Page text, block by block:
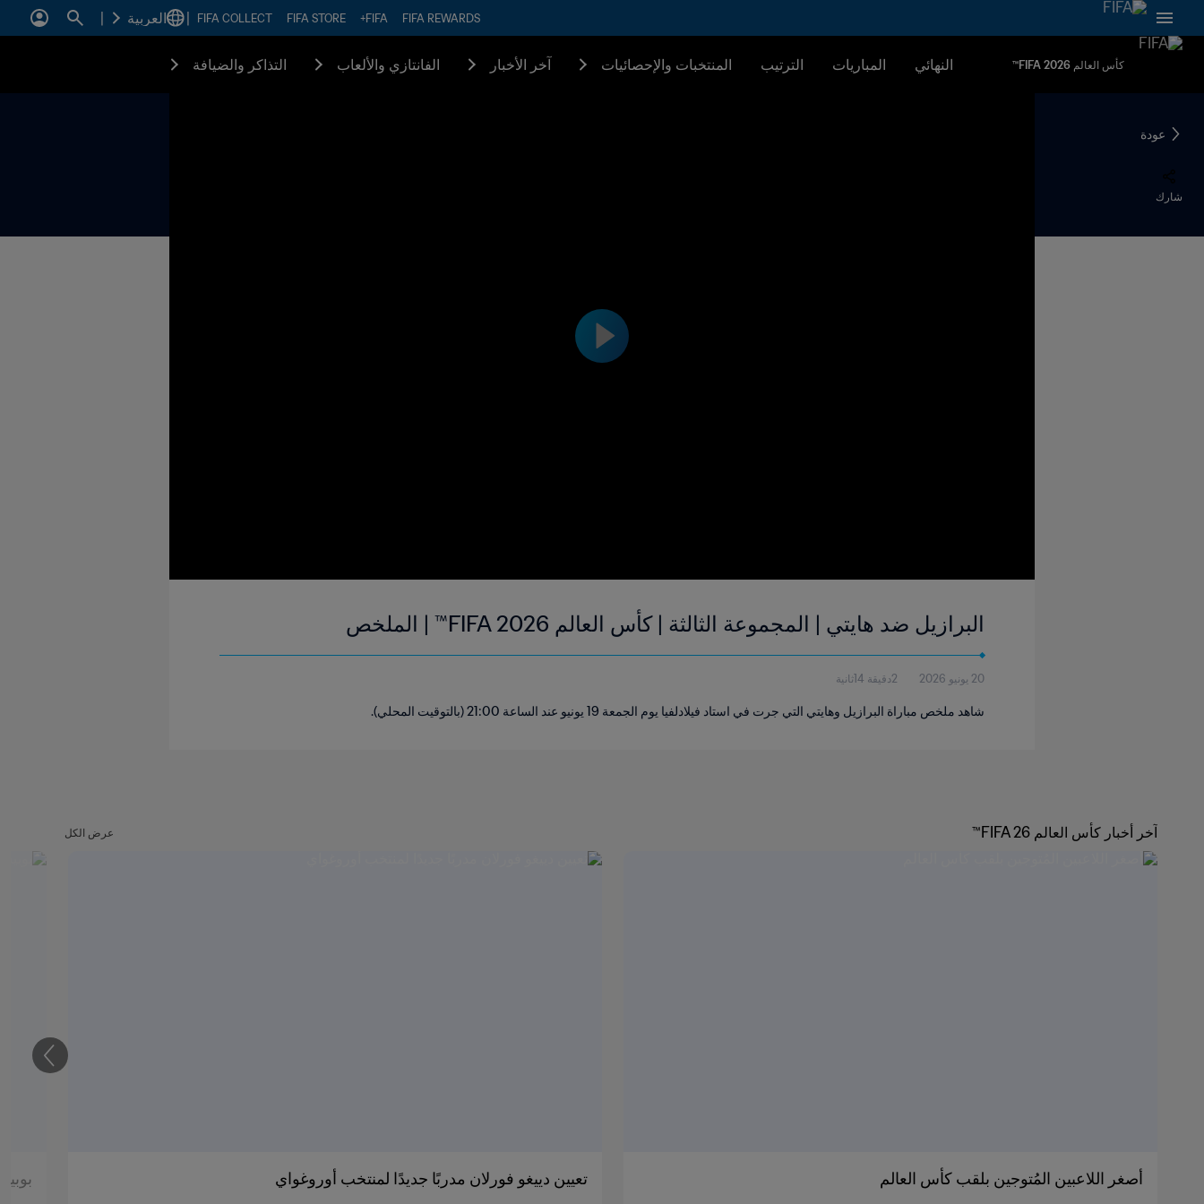
FIFA REWARDS
FIFA+
FIFA STORE
FIFA COLLECT العربية
كأس العالم FIFA 2026™ النهائي المباريات الترتيب المنتخبات والإحصائيات آخر الأخبار الفانتازي والألعاب التذاكر والضيافة
عودة
شارك
البرازيل ضد هايتي | المجموعة الثالثة | كأس العالم FIFA 2026™ | الملخص
20 يونيو 2026 2دقيقة 14ثانية
شاهد ملخص مباراة البرازيل وهايتي التي جرت في استاد فيلادلفيا يوم الجمعة 19 يونيو عند الساعة 21:00 (بالتوقيت المحلي).
آخر أخبار كأس العالم FIFA 26™ عرض الكل
أصغر اللاعبين المُتوجين بلقب كأس العالم تعيين دييغو فورلان مدربًا جديدًا لمنتخب أوروغواي
التالي